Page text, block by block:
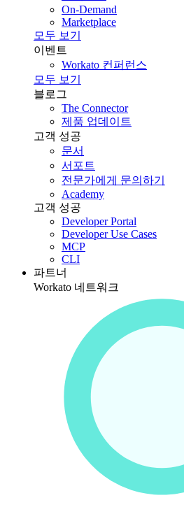
On-Demand
Marketplace
모두 보기
이벤트
Workato 컨퍼런스
모두 보기
블로그
The Connector
제품 업데이트
고객 성공
문서
서포트
전문가에게 문의하기
Academy
고객 성공
Developer Portal
Developer Use Cases
MCP
CLI
파트너
Workato 네트워크